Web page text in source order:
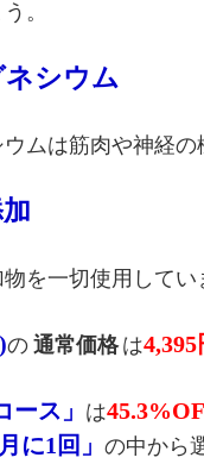
。
シウム
ムは筋肉や神経の
を一切使用して
の 通常価格 は
ース」 は
に1回」 の中から